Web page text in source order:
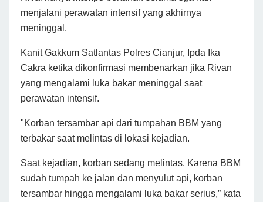
menjalani perawatan intensif yang akhirnya
meninggal.
Kanit Gakkum Satlantas Polres Cianjur, Ipda Ika
Cakra ketika dikonfirmasi membenarkan jika Rivan
yang mengalami luka bakar meninggal saat
perawatan intensif.
"Korban tersambar api dari tumpahan BBM yang
terbakar saat melintas di lokasi kejadian.
Saat kejadian, korban sedang melintas. Karena BBM
sudah tumpah ke jalan dan menyulut api, korban
tersambar hingga mengalami luka bakar serius,” kata